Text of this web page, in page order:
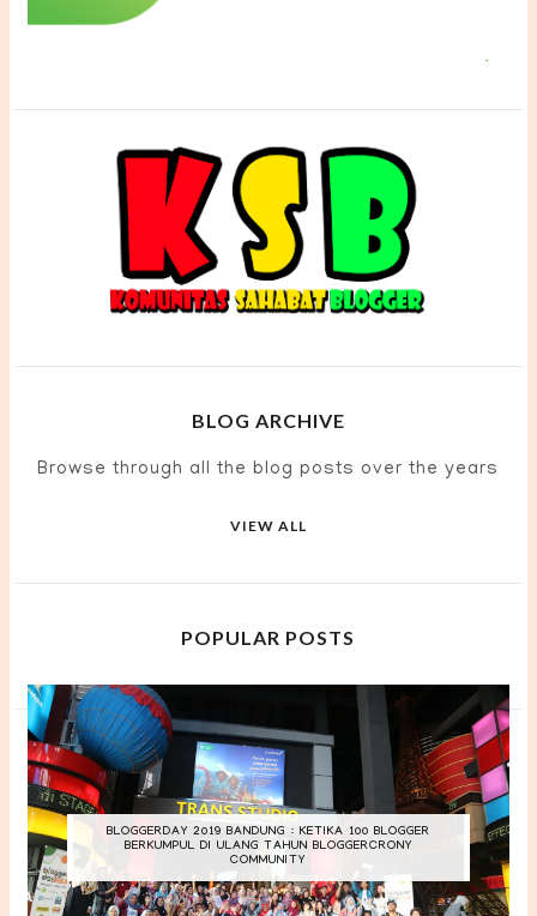
BLOG ARCHIVE
Browse through all the blog posts over the years
VIEW ALL
POPULAR POSTS
BLOGGERDAY 2019 BANDUNG : KETIKA 100 BLOGGER
BERKUMPUL DI ULANG TAHUN BLOGGERCRONY
COMMUNITY